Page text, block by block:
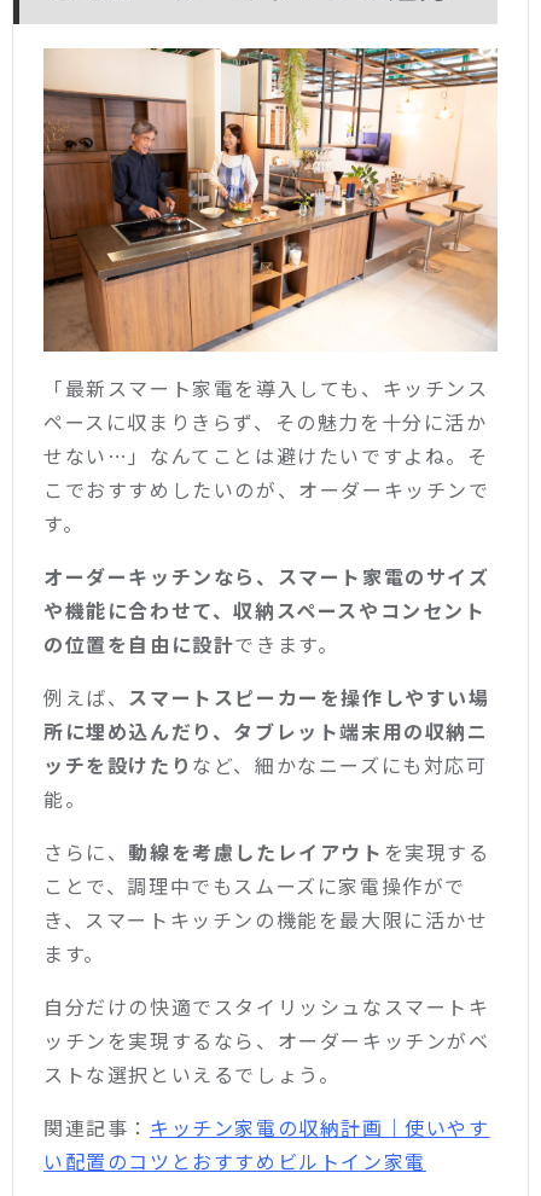
「最新スマート家電を導入しても、キッチンス
ペースに収まりきらず、その魅力を十分に活か
せない…」なんてことは避けたいですよね。そ
こでおすすめしたいのが、オーダーキッチンで
す。
オーダーキッチンなら、スマート家電のサイズ
や機能に合わせて、収納スペースやコンセント
の位置を自由に設計できます。
例えば、 スマートスピーカーを操作しやすい場
所に埋め込んだり、タブレット端末用の収納ニ
ッチを設けたり など、細かなニーズにも対応可
能。
さらに、 動線を考慮したレイアウト を実現する
ことで、調理中でもスムーズに家電操作がで
き、スマートキッチンの機能を最大限に活かせ
ます。
自分だけの快適でスタイリッシュなスマートキ
ッチンを実現するなら、オーダーキッチンがベ
ストな選択といえるでしょう。
関連記事： キッチン家電の収納計画｜使いやす
い配置のコツとおすすめビルトイン家電